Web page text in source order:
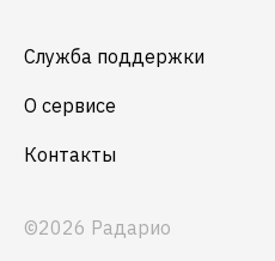
Служба поддержки
О сервисе
Контакты
©2026 Радарио